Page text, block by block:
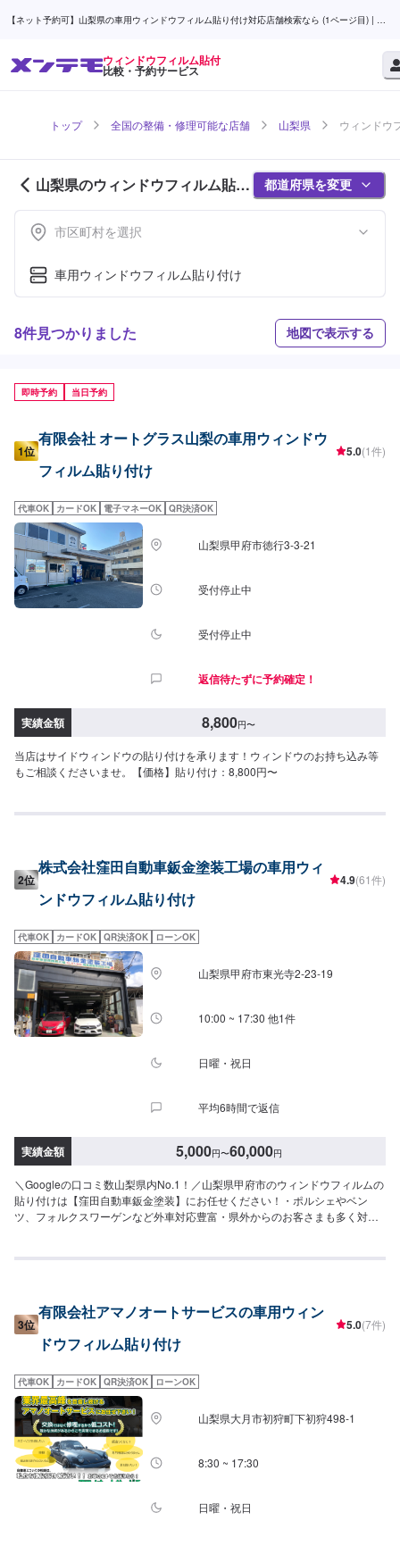
【ネット予約可】山梨県の車用ウィンドウフィルム貼り付け対応店舗検索なら (1ページ目) | メ
ウィンドウフィルム貼付
比較・予約サービス
トップ 全国の整備・修理可能な店舗 山梨県 ウィンドウ
山梨県のウィンドウフィルム貼付
対応店舗紹介 (1ページ目)
都道府県を変更
市区町村を選択
車用ウィンドウフィルム貼り付け
8件見つかりました 地図で表示する
即時予約 当日予約
1位
有限会社 オートグラス山梨の車用ウィンドウ
フィルム貼り付け
5.0(1件)
代車OK カードOK 電子マネーOK QR決済OK
山梨県甲府市徳行3-3-21
受付停止中
受付停止中
返信待たずに予約確定！
実績金額 8,800円〜
当店はサイドウィンドウの貼り付けを承ります！ウィンドウのお持ち込み等
もご相談くださいませ。【価格】貼り付け：8,800円〜
2位
株式会社窪田自動車鈑金塗装工場の車用ウィ
ンドウフィルム貼り付け
4.9(61件)
代車OK カードOK QR決済OK ローンOK
山梨県甲府市東光寺2-23-19
10:00 ~ 17:30 他1件
日曜・祝日
平均6時間で返信
実績金額 5,000円〜60,000円
＼Googleの口コミ数山梨県内No.1！／山梨県甲府市のウィンドウフィルムの
貼り付けは【窪田自動車鈑金塗装】にお任せください！・ポルシェやベン
ツ、フォルクスワーゲンなど外車対応豊富・県外からのお客さまも多く対応
識・技術の教育にも力を入れておりますので、お客様の疑問や不安にご納得
ご納得いただければ作業開始【4】仕上がり次第納車《代車について》修理・
メンテナンス期間中は代車を無料で手配しております。※ガソリン代はお客様
にご負担いただきます。※写真は見本です。状態や車種などにより金額が変わ
祝日営業時間：9:00~18:00
3位
有限会社アマノオートサービスの車用ウィン
ドウフィルム貼り付け
5.0(7件)
代車OK カードOK QR決済OK ローンOK
山梨県大月市初狩町下初狩498-1
8:30 ~ 17:30
日曜・祝日